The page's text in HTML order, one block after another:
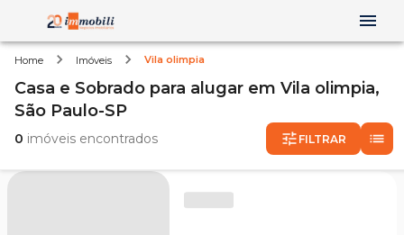
Home Imóveis Vila olimpia
Casa e Sobrado para alugar em Vila olimpia,
São Paulo-SP
0 imóveis encontrados FILTRAR